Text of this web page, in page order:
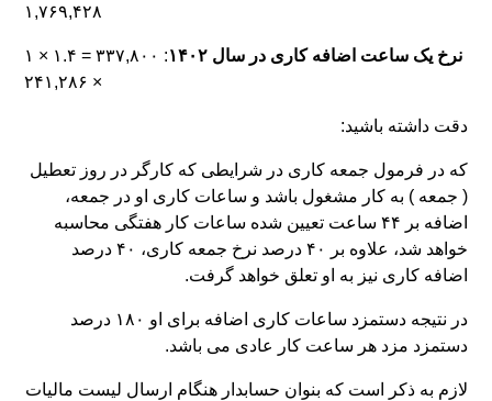
۱,۷۶۹,۴۲۸
نرخ یک ساعت اضافه کاری در سال ۱۴۰۲
: ۳۳۷,۸۰۰ = ۱.۴ × ۱
× ۲۴۱,۲۸۶
دقت داشته باشید:
که در فرمول جمعه کاری در شرایطی که کارگر در روز تعطیل
( جمعه ) به کار مشغول باشد و ساعات کاری او در جمعه،
اضافه بر ۴۴ ساعت تعیین شده ساعات کار هفتگی محاسبه
خواهد شد، علاوه بر ۴۰ درصد نرخ جمعه کاری، ۴۰ درصد
اضافه کاری نیز به او تعلق خواهد گرفت.
در نتیجه دستمزد ساعات کاری اضافه برای او ۱۸۰ درصد
دستمزد مزد هر ساعت کار عادی می باشد.
لازم به ذکر است که بنوان حسابدار هنگام ارسال لیست مالیات